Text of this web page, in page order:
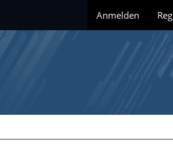
Anmelden